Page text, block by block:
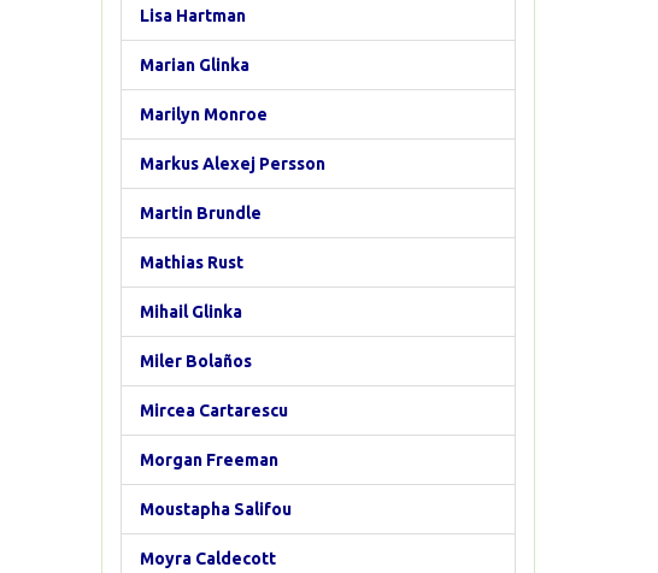
Lisa Hartman
Marian Glinka
Marilyn Monroe
Markus Alexej Persson
Martin Brundle
Mathias Rust
Mihail Glinka
Miler Bolaños
Mircea Cartarescu
Morgan Freeman
Moustapha Salifou
Moyra Caldecott